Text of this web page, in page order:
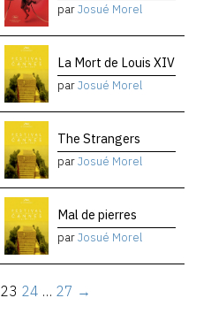
parJosué Morel
La Mort de Louis XIV
parJosué Morel
The Strangers
parJosué Morel
Mal de pierres
parJosué Morel
23 24 … 27 →